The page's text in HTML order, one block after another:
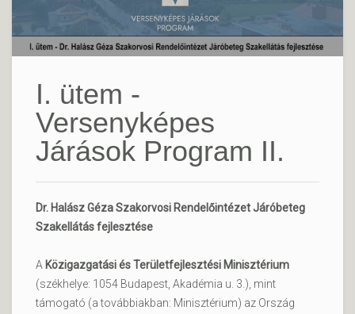
I. ütem -
Versenyképes
Járások Program II.
Dr. Halász Géza Szakorvosi Rendelőintézet Járóbeteg
Szakellátás fejlesztése
A Közigazgatási és Területfejlesztési Minisztérium
(székhelye: 1054 Budapest, Akadémia u. 3.), mint
támogató (a továbbiakban: Minisztérium) az Ország